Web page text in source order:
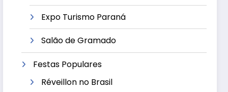
Expo Turismo Paraná
Salão de Gramado
Festas Populares
Réveillon no Brasil